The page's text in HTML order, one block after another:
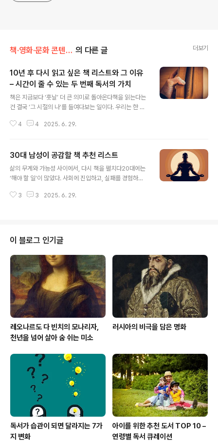
책·영화·문화 콘텐츠 리뷰 의 다른 글 더보기
10년 후 다시 읽고 싶은 책 리스트와 그 이유
– 시간이 줄 수 있는 두 번째 독서의 가치
책은 지금보다 ‘훗날’ 더 큰 의미로 돌아온다책을 읽는다는
건 결국 ‘그 시절의 나’를 들여다보는 일이다. 우리는 한 권
을 읽는 순간의 ‘나’도 책에 함께 남는다. 그래서 어떤 책은
혀 다른 의미로 다가온다.‘10년 후 다시 읽고 싶은 책’은 단
지 ‘좋았던 책’이 아니다.그보다는 지금은 미처 이해하지 못
한 문장, 놓쳤던 감정, 지나쳤던 질문들을 다시 마주하고 싶
상이 아니라, 삶이 바뀌었기 때문에 그 책도 새롭게 읽히기
4 4 2025. 6. 29.
30대 남성이 공감할 책 추천 리스트
삶의 무게와 가능성 사이에서, 다시 책을 펼치다20대에는
‘해야 할 일’이 많았다. 사회에 진입하고, 실패를 경험하고,
가 되면, 삶은 갑자기 진지해진다.가족, 커리어, 건강, 관
외면할 수 없는 자기 자신과 마주한다. 과거의 방향을 점검
하고, 미래의 무게를 상상하며, 내면의 균형을 잡아야 한다.
이런 순간, 책은 조용하지만 강력한 도구가 되어 준다.오늘
은 30대 남성이 지금 이 시기에 공감할 수 있는 책 다섯 권
을 소개한다. 감성에 기대지 않되, 깊이를 갖추고, 성장의
실마리를 품은 ..
3 3 2025. 6. 29.
이 블로그 인기글
레오나르도 다 빈치의 모나리자,
천년을 넘어 살아 숨 쉬는 미소
러시아의 비극을 담은 명화
독서가 습관이 되면 달라지는 7가
지 변화
아이를 위한 추천 도서 TOP 10 –
연령별 독서 큐레이션